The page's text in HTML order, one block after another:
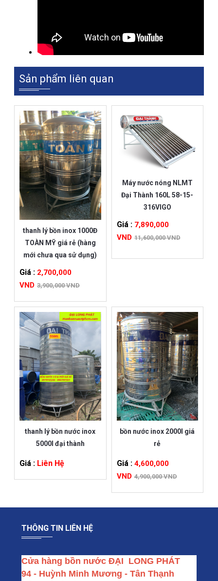
Sản phẩm liên quan
thanh lý bồn inox 1000Đ
TOÀN MỸ giá rẻ (hàng
mới chưa qua sử dụng)
Giá : 2,700,000
VND 3,900,000 VND
Máy nước nóng NLMT
Đại Thành 160L 58-15-
316VIGO
Giá : 7,890,000
VND 11,600,000 VND
thanh lý bồn nước inox
5000l đại thành
Giá : Liên Hệ
bồn nước inox 2000l giá
rẻ
Giá : 4,600,000
VND 4,900,000 VND
THÔNG TIN LIÊN HỆ
Cửa hàng bồn nước ĐẠI  LONG PHÁT
94 - Huỳnh Minh Mương - Tân Thạnh